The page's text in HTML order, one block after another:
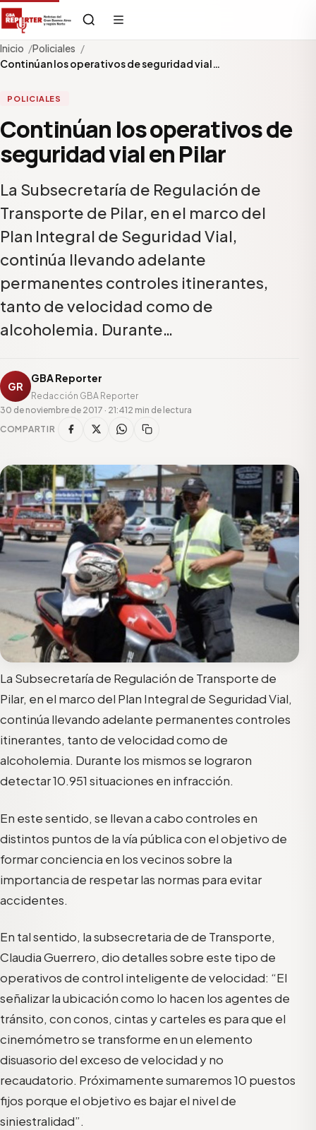
Inicio
Policiales
Continúan los operativos de seguridad vial…
POLICIALES
Continúan los operativos de
seguridad vial en Pilar
La Subsecretaría de Regulación de
Transporte de Pilar, en el marco del
Plan Integral de Seguridad Vial,
continúa llevando adelante
permanentes controles itinerantes,
tanto de velocidad como de
alcoholemia. Durante…
GR
GBA Reporter
Redacción GBA Reporter
30 de noviembre de 2017 · 21:412 min de lectura
COMPARTIR
La Subsecretaría de Regulación de Transporte de
Pilar, en el marco del Plan Integral de Seguridad Vial,
continúa llevando adelante permanentes controles
itinerantes, tanto de velocidad como de
alcoholemia. Durante los mismos se lograron
detectar 10.951 situaciones en infracción.
En este sentido, se llevan a cabo controles en
distintos puntos de la vía pública con el objetivo de
formar conciencia en los vecinos sobre la
importancia de respetar las normas para evitar
accidentes.
En tal sentido, la subsecretaria de de Transporte,
Claudia Guerrero, dio detalles sobre este tipo de
operativos de control inteligente de velocidad: “El
señalizar la ubicación como lo hacen los agentes de
tránsito, con conos, cintas y carteles es para que el
cinemómetro se transforme en un elemento
disuasorio del exceso de velocidad y no
recaudatorio. Próximamente sumaremos 10 puestos
fijos porque el objetivo es bajar el nivel de
siniestralidad”.